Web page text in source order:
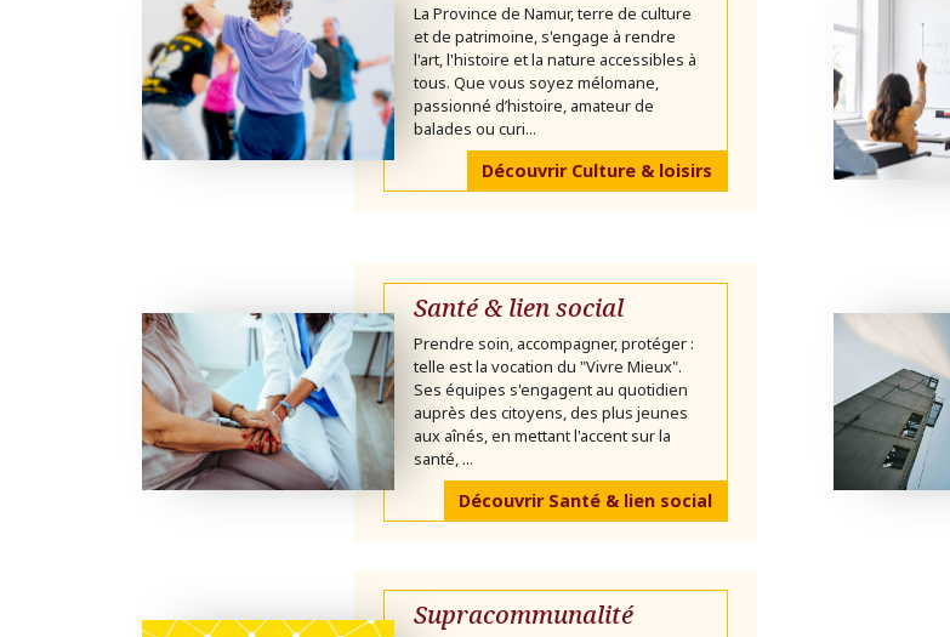
La Province de Namur, terre de culture
et de patrimoine, s'engage à rendre
l'art, l'histoire et la nature accessibles à
tous. Que vous soyez mélomane,
passionné d’histoire, amateur de
balades ou curi...
Découvrir Culture & loisirs
Santé & lien social
Prendre soin, accompagner, protéger :
telle est la vocation du "Vivre Mieux".
Ses équipes s'engagent au quotidien
auprès des citoyens, des plus jeunes
aux aînés, en mettant l'accent sur la
santé, ...
Découvrir Santé & lien social
Supracommunalité